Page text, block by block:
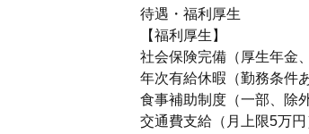
待遇・福利厚生
【福利厚生】
社会保険完備（厚生年金
年次有給休暇（勤務条件あ
食事補助制度（一部、除
交通費支給（月上限5万円